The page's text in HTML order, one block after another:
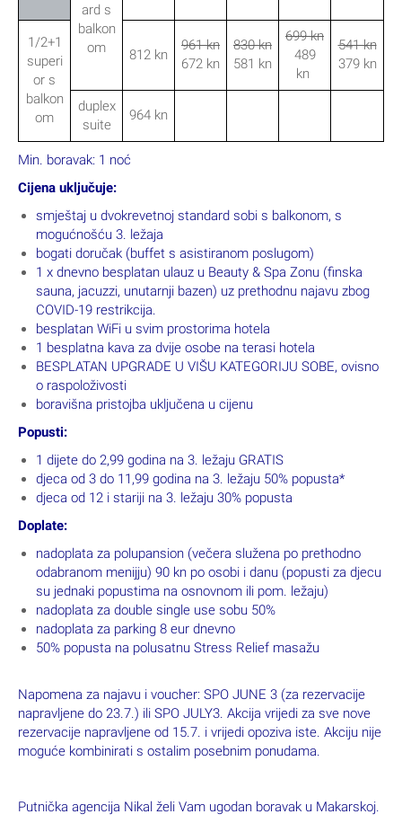
ard s
balkon
om
1/2+1
superi
or s
balkon
om
812 kn
961 kn
672 kn
830 kn
581 kn
699 kn
489
kn
541 kn
379 kn
duplex
suite
964 kn
Min. boravak: 1 noć
Cijena uključuje:
smještaj u dvokrevetnoj standard sobi s balkonom, s
mogućnošću 3. ležaja
bogati doručak (buffet s asistiranom poslugom)
1 x dnevno besplatan ulauz u Beauty & Spa Zonu (finska
sauna, jacuzzi, unutarnji bazen) uz prethodnu najavu zbog
COVID-19 restrikcija.
besplatan WiFi u svim prostorima hotela
1 besplatna kava za dvije osobe na terasi hotela
BESPLATAN UPGRADE U VIŠU KATEGORIJU SOBE, ovisno
o raspoloživosti
boravišna pristojba uključena u cijenu
Popusti:
1 dijete do 2,99 godina na 3. ležaju GRATIS
djeca od 3 do 11,99 godina na 3. ležaju 50% popusta*
djeca od 12 i stariji na 3. ležaju 30% popusta
Doplate:
nadoplata za polupansion (večera služena po prethodno
odabranom menijju) 90 kn po osobi i danu (popusti za djecu
su jednaki popustima na osnovnom ili pom. ležaju)
nadoplata za double single use sobu 50%
nadoplata za parking 8 eur dnevno
50% popusta na polusatnu Stress Relief masažu
Napomena za najavu i voucher: SPO JUNE 3 (za rezervacije
napravljene do 23.7.) ili SPO JULY3. Akcija vrijedi za sve nove
rezervacije napravljene od 15.7. i vrijedi opoziva iste. Akciju nije
moguće kombinirati s ostalim posebnim ponudama.
Putnička agencija Nikal želi Vam ugodan boravak u Makarskoj.